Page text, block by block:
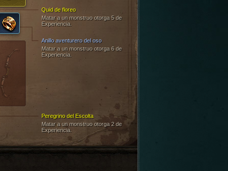
Peregrino del Escolta
Matar a un monstruo otorga 2 de
Experiencia.
Quid de floreo
Matar a un monstruo otorga 5 de
Experiencia.
Anillo aventurero del oso
Matar a un monstruo otorga 6 de
Experiencia.